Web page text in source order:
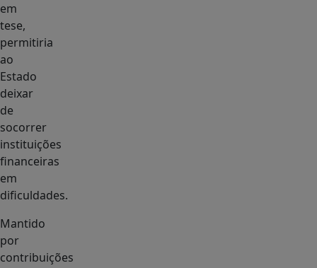
em
tese,
permitiria
ao
Estado
deixar
de
socorrer
instituições
financeiras
em
dificuldades.
Mantido
por
contribuições